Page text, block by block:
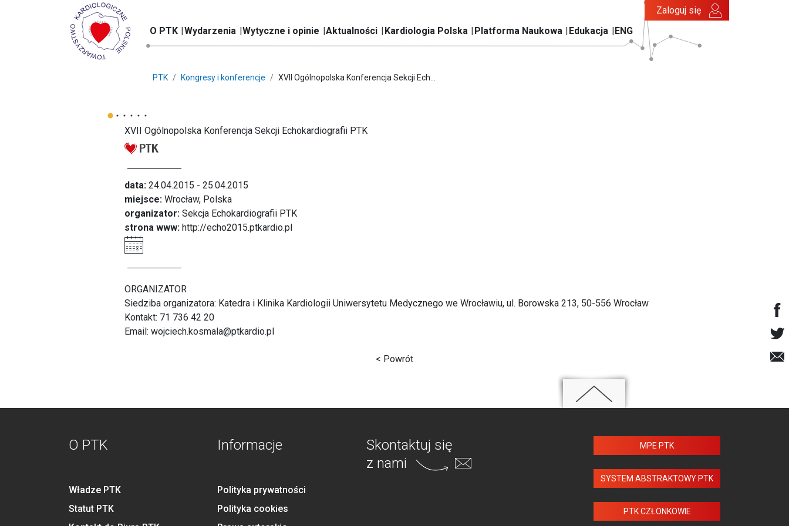
O PTK Wydarzenia Wytyczne i opinie Aktualności Kardiologia Polska Platforma Naukowa Edukacja ENG
Zaloguj się
PTK Kongresy i konferencje XVII Ogólnopolska Konferencja Sekcji Ech...
XVII Ogólnopolska Konferencja Sekcji Echokardiografii PTK
data: 24.04.2015 - 25.04.2015
miejsce: Wrocław, Polska
organizator: Sekcja Echokardiografii PTK
strona www: http://echo2015.ptkardio.pl
ORGANIZATOR
Siedziba organizatora: Katedra i Klinika Kardiologii Uniwersytetu Medycznego we Wrocławiu, ul. Borowska 213, 50-556 Wrocław
Kontakt: 71 736 42 20
Email: wojciech.kosmala@ptkardio.pl
< Powrót
O PTK
Władze PTK
Statut PTK
Informacje
Polityka prywatności
Polityka cookies
Skontaktuj się
z nami
MPE PTK
SYSTEM ABSTRAKTOWY PTK
PTK CZŁONKOWIE